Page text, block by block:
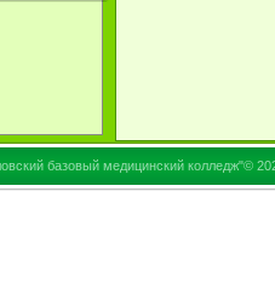
базовый медицинский колледж"©